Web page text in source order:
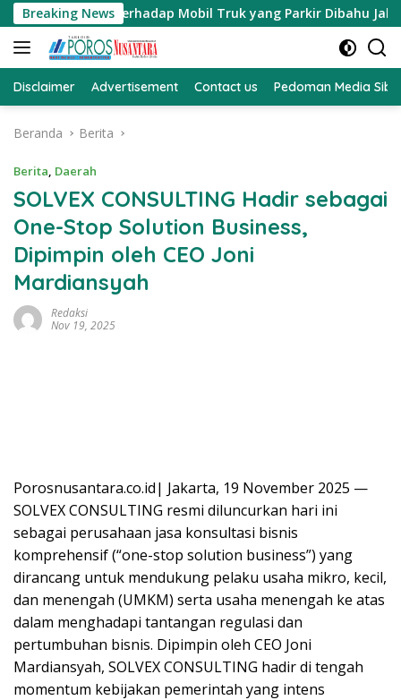
Langsung
ke
konten
Breaking News
Teguran Terhadap Mobil Truk yang Parkir Dibahu Jalan di
Disclaimer Advertisement Contact us Pedoman Media
Beranda Berita
Berita, Daerah
SOLVEX CONSULTING Hadir sebagai
One-Stop Solution Business,
Dipimpin oleh CEO Joni
Mardiansyah
Redaksi
Nov 19, 2025
Porosnusantara.co.id| Jakarta, 19 November 2025 —
SOLVEX CONSULTING resmi diluncurkan hari ini
sebagai perusahaan jasa konsultasi bisnis
komprehensif (“one-stop solution business”) yang
dirancang untuk mendukung pelaku usaha mikro, kecil,
dan menengah (UMKM) serta usaha menengah ke atas
dalam menghadapi tantangan regulasi dan
pertumbuhan bisnis. Dipimpin oleh CEO Joni
Mardiansyah, SOLVEX CONSULTING hadir di tengah
momentum kebijakan pemerintah yang intens